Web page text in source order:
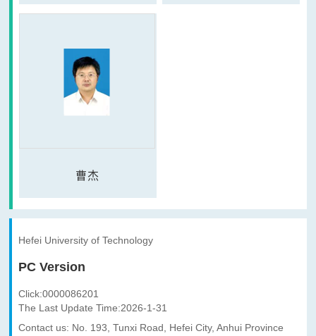
曹杰
Hefei University of Technology
PC Version
Click:0000086201
The Last Update Time:2026-1-31
Contact us: No. 193, Tunxi Road, Hefei City, Anhui Province